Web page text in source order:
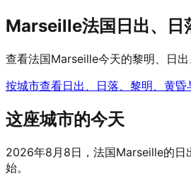
Marseille法国日出、
查看法国Marseille今天的黎明、日
按城市查看日出、日落、黎明、黄昏
这座城市的今天
2026年8月8日，法国Marseille的日
始。